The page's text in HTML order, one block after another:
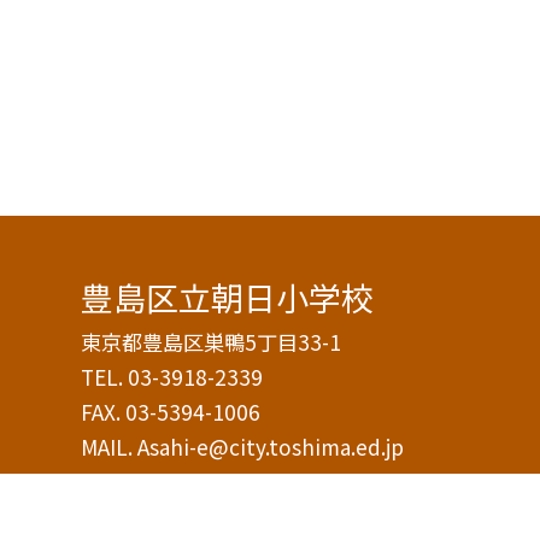
豊島区立朝日小学校
東京都豊島区巣鴨5丁目33-1
TEL. 03-3918-2339
FAX. 03-5394-1006
MAIL. Asahi-e@city.toshima.ed.jp